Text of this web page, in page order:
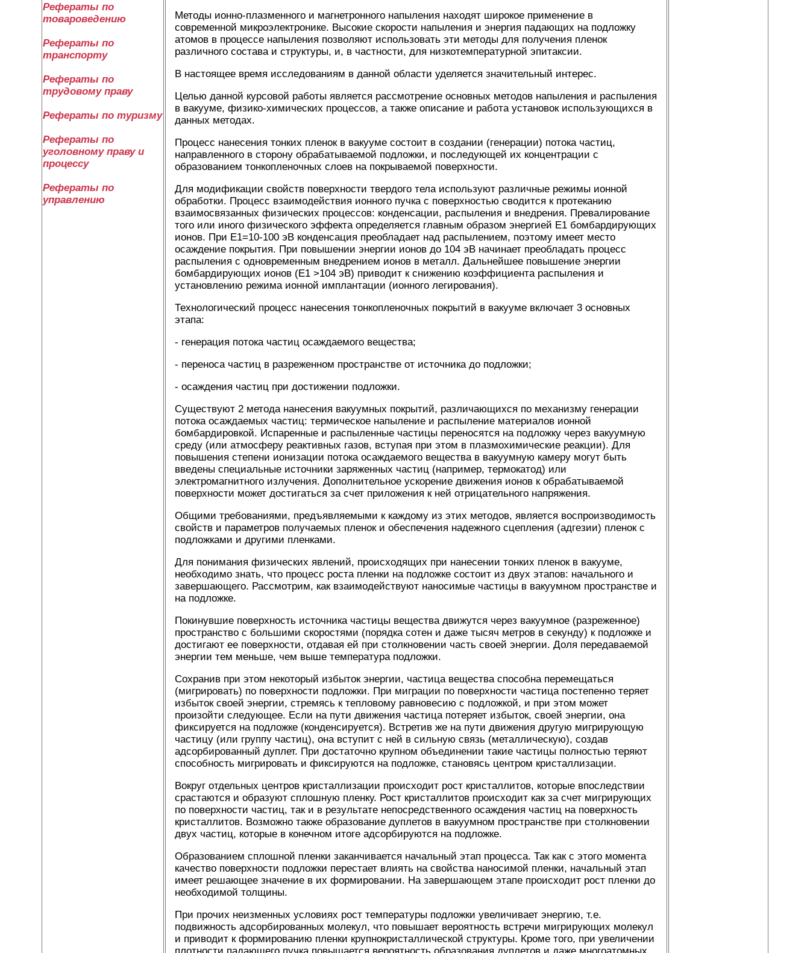
Рефераты по
товароведению
Рефераты по
транспорту
Рефераты по
трудовому праву
Рефераты по туризму
Рефераты по
уголовному праву и
процессу
Рефераты по
управлению
Методы ионно-плазменного и магнетронного напыления находят широкое применение в
современной микроэлектронике. Высокие скорости напыления и энергия падающих на подложку
атомов в процессе напыления позволяют использовать эти методы для получения пленок
различного состава и структуры, и, в частности, для низкотемпературной эпитаксии.
В настоящее время исследованиям в данной области уделяется значительный интерес.
Целью данной курсовой работы является рассмотрение основных методов напыления и распыления
в вакууме, физико-химических процессов, а также описание и работа установок использующихся в
данных методах.
Процесс нанесения тонких пленок в вакууме состоит в создании (генерации) потока частиц,
направленного в сторону обрабатываемой подложки, и последующей их концентрации с
образованием тонкопленочных слоев на покрываемой поверхности.
Для модификации свойств поверхности твердого тела используют различные режимы ионной
обработки. Процесс взаимодействия ионного пучка с поверхностью сводится к протеканию
взаимосвязанных физических процессов: конденсации, распыления и внедрения. Превалирование
того или иного физического эффекта определяется главным образом энергией E1 бомбардирующих
ионов. При Е1=10-100 эВ конденсация преобладает над распылением, поэтому имеет место
осаждение покрытия. При повышении энергии ионов до 104 эВ начинает преобладать процесс
распыления с одновременным внедрением ионов в металл. Дальнейшее повышение энергии
бомбардирующих ионов (Е1 >104 эВ) приводит к снижению коэффициента распыления и
установлению режима ионной имплантации (ионного легирования).
Технологический процесс нанесения тонкопленочных покрытий в вакууме включает 3 основных
этапа:
- генерация потока частиц осаждаемого вещества;
- переноса частиц в разреженном пространстве от источника до подложки;
- осаждения частиц при достижении подложки.
Существуют 2 метода нанесения вакуумных покрытий, различающихся по механизму генерации
потока осаждаемых частиц: термическое напыление и распыление материалов ионной
бомбардировкой. Испаренные и распыленные частицы переносятся на подложку через вакуумную
среду (или атмосферу реактивных газов, вступая при этом в плазмохимические реакции). Для
повышения степени ионизации потока осаждаемого вещества в вакуумную камеру могут быть
введены специальные источники заряженных частиц (например, термокатод) или
электромагнитного излучения. Дополнительное ускорение движения ионов к обрабатываемой
поверхности может достигаться за счет приложения к ней отрицательного напряжения.
Общими требованиями, предъявляемыми к каждому из этих методов, является воспроизводимость
свойств и параметров получаемых пленок и обеспечения надежного сцепления (адгезии) пленок с
подложками и другими пленками.
Для понимания физических явлений, происходящих при нанесении тонких пленок в вакууме,
необходимо знать, что процесс роста пленки на подложке состоит из двух этапов: начального и
завершающего. Рассмотрим, как взаимодействуют наносимые частицы в вакуумном пространстве и
на подложке.
Покинувшие поверхность источника частицы вещества движутся через вакуумное (разреженное)
пространство с большими скоростями (порядка сотен и даже тысяч метров в секунду) к подложке и
достигают ее поверхности, отдавая ей при столкновении часть своей энергии. Доля передаваемой
энергии тем меньше, чем выше температура подложки.
Сохранив при этом некоторый избыток энергии, частица вещества способна перемещаться
(мигрировать) по поверхности подложки. При миграции по поверхности частица постепенно теряет
избыток своей энергии, стремясь к тепловому равновесию с подложкой, и при этом может
произойти следующее. Если на пути движения частица потеряет избыток, своей энергии, она
фиксируется на подложке (конденсируется). Встретив же на пути движения другую мигрирующую
частицу (или группу частиц), она вступит с ней в сильную связь (металлическую), создав
адсорбированный дуплет. При достаточно крупном объединении такие частицы полностью теряют
способность мигрировать и фиксируются на подложке, становясь центром кристаллизации.
Вокруг отдельных центров кристаллизации происходит рост кристаллитов, которые впоследствии
срастаются и образуют сплошную пленку. Рост кристаллитов происходит как за счет мигрирующих
по поверхности частиц, так и в результате непосредственного осаждения частиц на поверхность
кристаллитов. Возможно также образование дуплетов в вакуумном пространстве при столкновении
двух частиц, которые в конечном итоге адсорбируются на подложке.
Образованием сплошной пленки заканчивается начальный этап процесса. Так как с этого момента
качество поверхности подложки перестает влиять на свойства наносимой пленки, начальный этап
имеет решающее значение в их формировании. На завершающем этапе происходит рост пленки до
необходимой толщины.
При прочих неизменных условиях рост температуры подложки увеличивает энергию, т.е.
подвижность адсорбированных молекул, что повышает вероятность встречи мигрирующих молекул
и приводит к формированию пленки крупнокристаллической структуры. Кроме того, при увеличении